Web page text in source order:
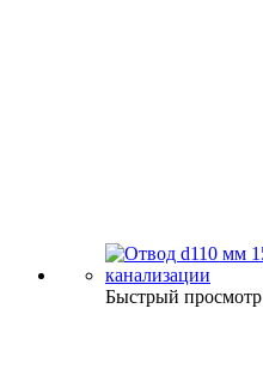
Быстрый просмотр